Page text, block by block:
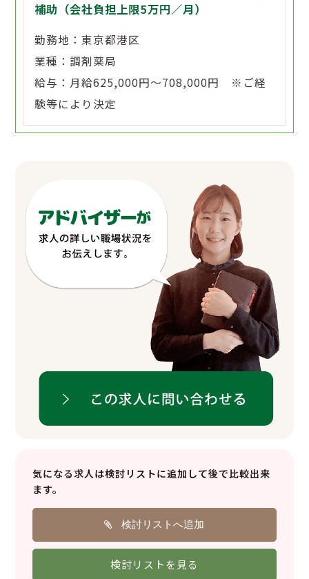
補助（会社負担上限5万円／月）
勤務地：東京都港区
業種：調剤薬局
給与：月給625,000円～708,000円 ※ご経
験等により決定
気になる求人は検討リストに追加して後で比較出来
ます。
検討リストへ追加
検討リストを見る